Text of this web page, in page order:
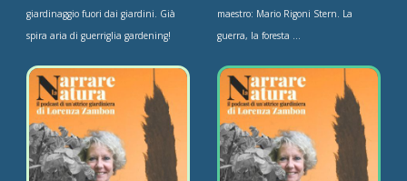
giardinaggio fuori dai giardini. Già
spira aria di guerriglia gardening!
maestro: Mario Rigoni Stern. La
guerra, la foresta ...